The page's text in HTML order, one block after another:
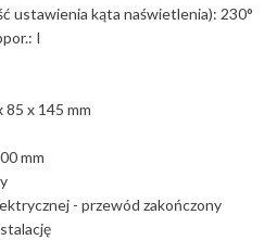
ustawienia kąta naświetlenia): 230°
I
85 x 145 mm
mm
- przewód zakończony